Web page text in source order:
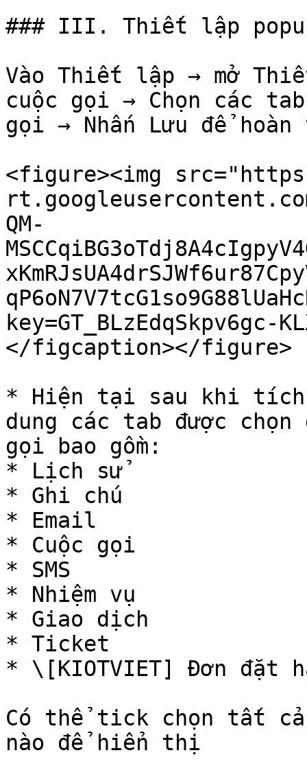
### III. Thiết lập
Vào Thiết lập → mở
cuộc gọi → Chọn các
gọi → Nhấn Lưu để
<figure><img
QM-
</figcaption></figure>
* Hiện tại sau khi
dung các tab được
gọi bao gồm:
* Lịch sử
* Ghi chú
* Email
* Cuộc gọi
* SMS
* Nhiệm vụ
* Giao dịch
* Ticket
* \[KIOTVIET] Đơn đặt
Có thể tick chọn tất cả
nào để hiển thị